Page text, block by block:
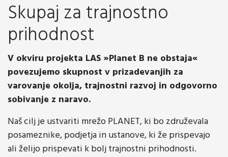
Skupaj za trajnostno
prihodnost
V okviru projekta LAS »Planet B ne obstaja«
povezujemo skupnost v prizadevanjih za
varovanje okolja, trajnostni razvoj in odgovorno
sobivanje z naravo.
Naš cilj je ustvariti mrežo PLANET, ki bo združevala
posameznike, podjetja in ustanove, ki že prispevajo
ali želijo prispevati k bolj trajnostni prihodnosti.